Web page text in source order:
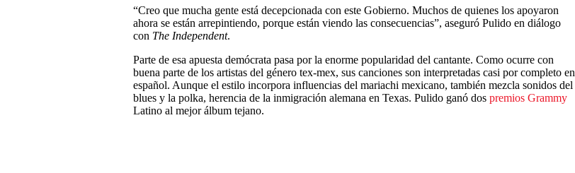
“Creo que mucha gente está decepcionada con este Gobierno. Muchos de quienes los apoyaron
ahora se están arrepintiendo, porque están viendo las consecuencias”, aseguró Pulido en diálogo
con The Independent.
Parte de esa apuesta demócrata pasa por la enorme popularidad del cantante. Como ocurre con
buena parte de los artistas del género tex-mex, sus canciones son interpretadas casi por completo en
español. Aunque el estilo incorpora influencias del mariachi mexicano, también mezcla sonidos del
blues y la polka, herencia de la inmigración alemana en Texas. Pulido ganó dos premios Grammy
Latino al mejor álbum tejano.